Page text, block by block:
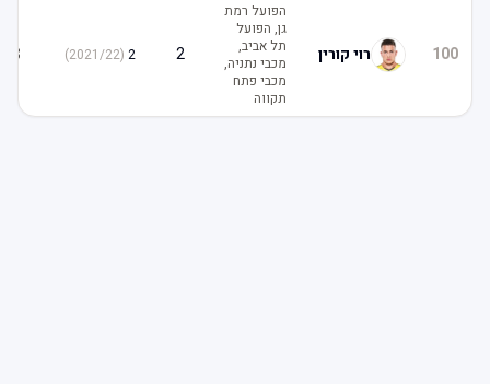
100 רוי קורין
הפועל רמת
גן, הפועל
תל אביב,
מכבי נתניה,
מכבי פתח
תקווה
(
2021/22
)